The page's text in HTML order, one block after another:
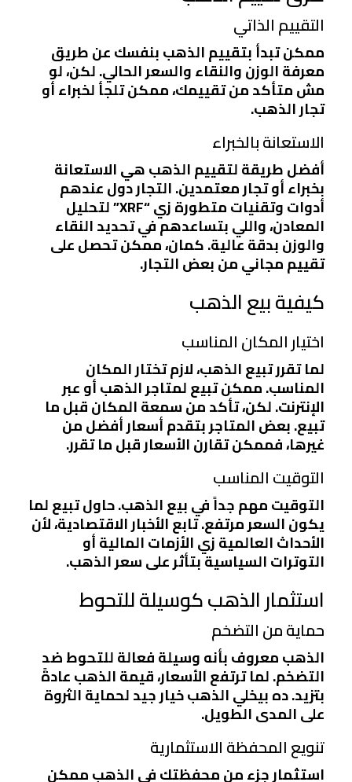
التقييم الذاتي
ممكن تبدأ بتقييم الذهب بنفسك عن طريق
معرفة الوزن والنقاء والسعر الحالي. لكن، لو
مش متأكد من تقييمك، ممكن تلجأ لخبراء أو
تجار الذهب.
الاستعانة بالخبراء
أفضل طريقة لتقييم الذهب هي الاستعانة
بخبراء أو تجار معتمدين. التجار دول عندهم
أدوات وتقنيات متطورة زي “XRF” لتحليل
المعادن، واللي بتساعدهم في تحديد النقاء
والوزن بدقة عالية. كمان، ممكن تحصل على
تقييم مجاني من بعض التجار.
كيفية بيع الذهب
اختيار المكان المناسب
لما تقرر تبيع الذهب، لازم تختار المكان
المناسب. ممكن تبيع لمتاجر الذهب أو عبر
الإنترنت. لكن، تأكد من سمعة المكان قبل ما
تبيع. بعض المتاجر بتقدم أسعار أفضل من
غيرها، فممكن تقارن الأسعار قبل ما تقرر.
التوقيت المناسب
التوقيت مهم جداً في بيع الذهب. حاول تبيع لما
يكون السعر مرتفع. تابع الأخبار الاقتصادية، لأن
الأحداث العالمية زي الأزمات المالية أو
التوترات السياسية بتأثر على سعر الذهب.
استثمار الذهب كوسيلة للتحوط
حماية من التضخم
الذهب معروف بأنه وسيلة فعالة للتحوط ضد
التضخم. لما ترتفع الأسعار، قيمة الذهب عادةً
بتزيد. ده بيخلي الذهب خيار جيد لحماية الثروة
على المدى الطويل.
تنويع المحفظة الاستثمارية
استثمار جزء من محفظتك في الذهب ممكن